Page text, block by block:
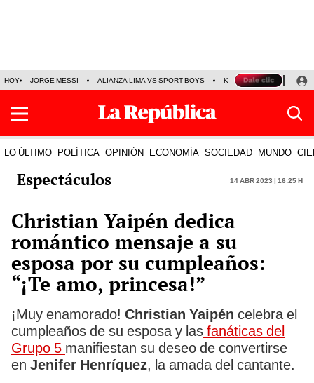
HOY JORGE MESSI ALIANZA LIMA VS SPORT BOYS KENJI FUJIMORI
LO ÚLTIMO POLÍTICA OPINIÓN ECONOMÍA SOCIEDAD MUNDO
Espectáculos 14 Abr 2023 | 16:25 h
Christian Yaipén dedica
romántico mensaje a su
esposa por su cumpleaños:
“¡Te amo, princesa!”
¡Muy enamorado! Christian Yaipén celebra el
cumpleaños de su esposa y las fanáticas del
Grupo 5 manifiestan su deseo de convertirse
en Jenifer Henríquez, la amada del cantante.